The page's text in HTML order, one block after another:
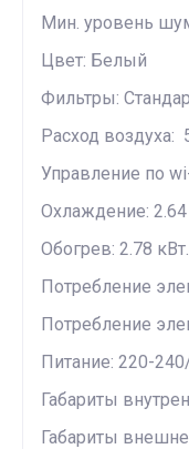
Мин. уровень
Цвет: Белый
Фильтры:
Расход воздуха:
Управление по
Охлаждение: 2.64
Обогрев: 2.78 кВт.
Потребление
Потребление
Питание: 220-
Габариты
Габариты